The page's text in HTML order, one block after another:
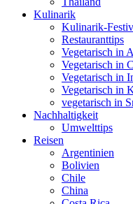
Kulinarik
Kulinarik-
Restauranttips
Vegetarisch in
Vegetarisch in
Vegetarisch in
Vegetarisch in
vegetarisch in
Nachhaltigkeit
Umwelttips
Reisen
Argentinien
Bolivien
Chile
China